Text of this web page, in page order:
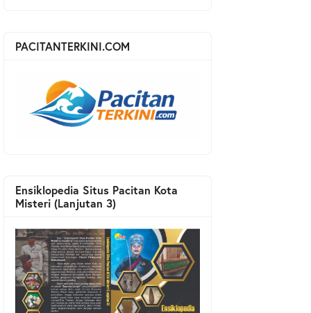
PACITANTERKINI.COM
Ensiklopedia Situs Pacitan Kota
Misteri (Lanjutan 3)